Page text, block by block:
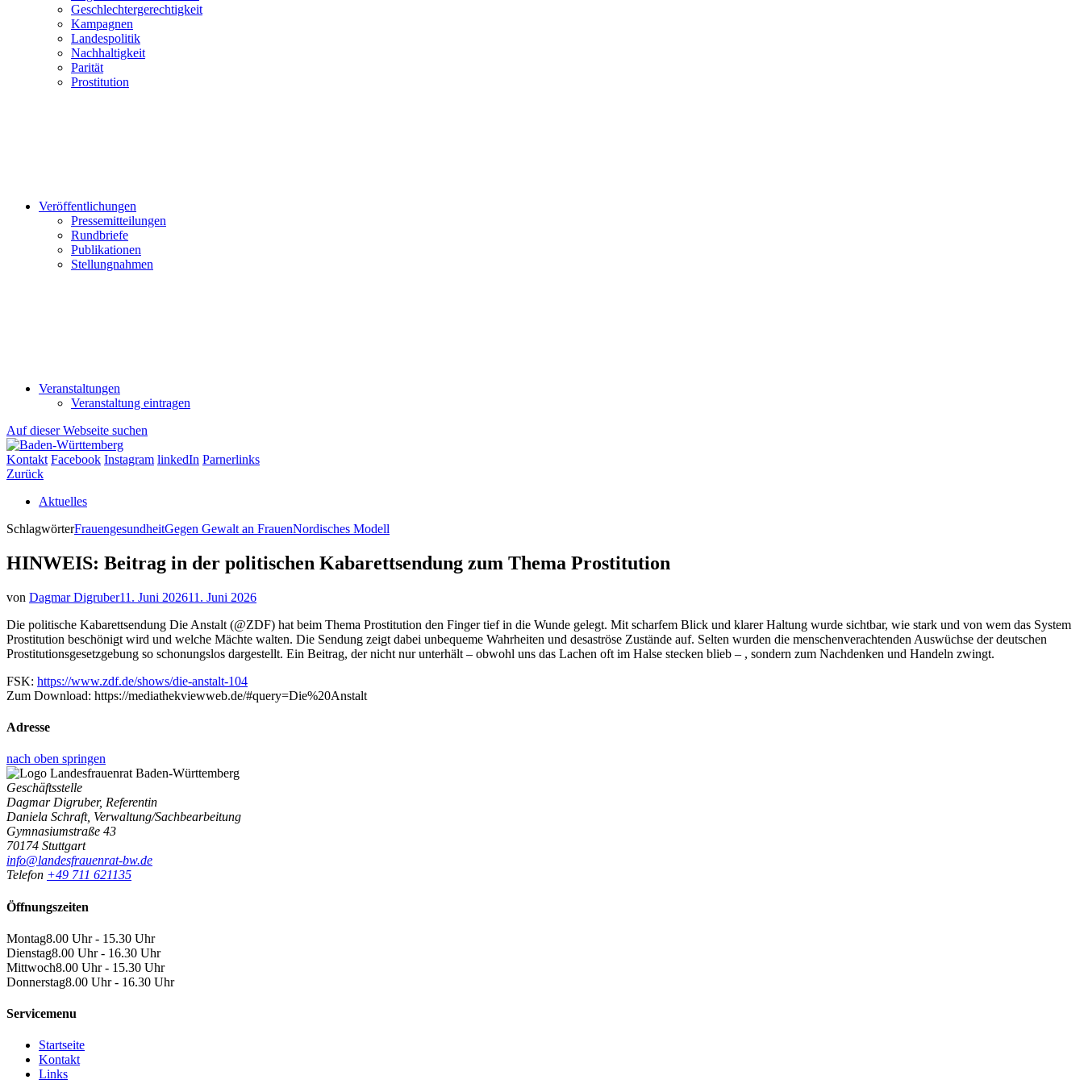
Geschlechtergerechtigkeit
Kampagnen
Landespolitik
Nachhaltigkeit
Parität
Prostitution
Veröffentlichungen
Pressemitteilungen
Rundbriefe
Publikationen
Stellungnahmen
Veranstaltungen
Veranstaltung eintragen
Auf dieser Webseite suchen
Kontakt Facebook Instagram linkedIn Parnerlinks
Zurück
Aktuelles
SchlagwörterFrauengesundheitGegen Gewalt an FrauenNordisches Modell
HINWEIS: Beitrag in der politischen Kabarettsendung zum Thema Prostitution
von Dagmar Digruber11. Juni 202611. Juni 2026
Die politische Kabarettsendung Die Anstalt (@ZDF) hat beim Thema Prostitution den Finger tief in die Wunde gelegt. Mit scharfem Blick und klarer Haltung wurde sichtbar, wie stark und von wem das System
Prostitution beschönigt wird und welche Mächte walten. Die Sendung zeigt dabei unbequeme Wahrheiten und desaströse Zustände auf. Selten wurden die menschenverachtenden Auswüchse der deutschen
Prostitutionsgesetzgebung so schonungslos dargestellt. Ein Beitrag, der nicht nur unterhält – obwohl uns das Lachen oft im Halse stecken blieb – , sondern zum Nachdenken und Handeln zwingt.
FSK: https://www.zdf.de/shows/die-anstalt-104
Zum Download: https://mediathekviewweb.de/#query=Die%20Anstalt
Adresse
nach oben springen
Geschäftsstelle
Dagmar Digruber, Referentin
Daniela Schraft, Verwaltung/Sachbearbeitung
Gymnasiumstraße 43
70174 Stuttgart
info@landesfrauenrat-bw.de
Telefon +49 711 621135
Öffnungszeiten
Montag8.00 Uhr - 15.30 Uhr
Dienstag8.00 Uhr - 16.30 Uhr
Mittwoch8.00 Uhr - 15.30 Uhr
Donnerstag8.00 Uhr - 16.30 Uhr
Servicemenu
Startseite
Kontakt
Links